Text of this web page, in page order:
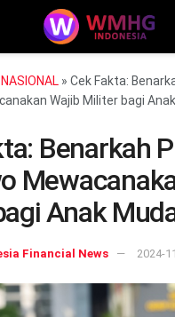
NASIONAL » Cek Fakta:
Wajib Militer bagi
Benarkah
Anak
Financial News 2024-